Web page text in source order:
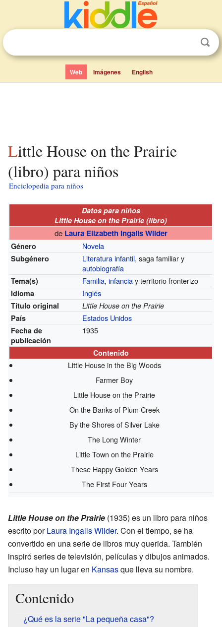
Web Imágenes English
Little House on the Prairie
(libro) para niños
Enciclopedia para niños
Datos para niños
Little House on the Prairie (libro)
de Laura Elizabeth Ingalls Wilder
Género Novela
Subgénero Literatura infantil, saga familiar y
autobiografía
Tema(s) Familia,infanciay territorio fronterizo
Idioma Inglés
Título original
Little House on the Prairie
País
Estados Unidos
Fecha de
publicación
1935
Contenido
Little House in the Big Woods
Farmer Boy
Little House on the Prairie
On the Banks of Plum Creek
By the Shores of Silver Lake
The Long Winter
Little Town on the Prairie
These Happy Golden Years
The First Four Years
Little House on the Prairie (1935) es un libro para niños
escrito porLaura Ingalls Wilder. Con el tiempo, se ha
convertido en una serie de libros muy querida. También
inspiró series de televisión, películas y dibujos animados.
Incluso hay un lugar en Kansasque lleva su nombre.
Contenido
¿Qué es la serie "La pequeña casa"?